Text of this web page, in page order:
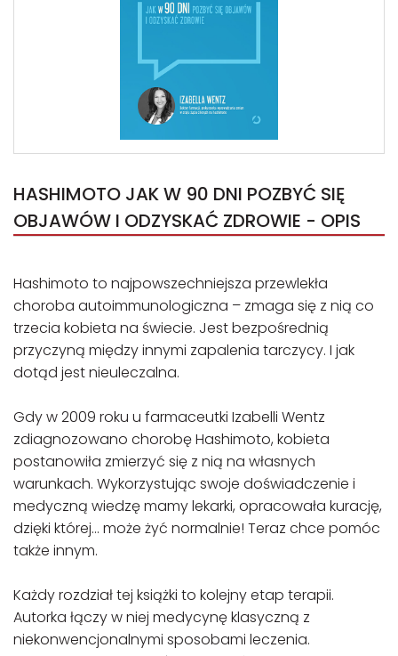
HASHIMOTO JAK W 90 DNI POZBYĆ SIĘ
OBJAWÓW I ODZYSKAĆ ZDROWIE - OPIS
Hashimoto to najpowszechniejsza przewlekła
choroba autoimmunologiczna – zmaga się z nią co
trzecia kobieta na świecie. Jest bezpośrednią
przyczyną między innymi zapalenia tarczycy. I jak
dotąd jest nieuleczalna.
Gdy w 2009 roku u farmaceutki Izabelli Wentz
zdiagnozowano chorobę Hashimoto, kobieta
postanowiła zmierzyć się z nią na własnych
warunkach. Wykorzystując swoje doświadczenie i
medyczną wiedzę mamy lekarki, opracowała kurację,
dzięki której… może żyć normalnie! Teraz chce pomóc
także innym.
Każdy rozdział tej książki to kolejny etap terapii.
Autorka łączy w niej medycynę klasyczną z
niekonwencjonalnymi sposobami leczenia.